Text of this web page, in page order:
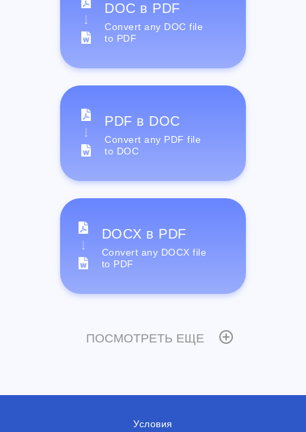
DOC в PDF
Convert any DOC file
to PDF
PDF в DOC
Convert any PDF file
to DOC
DOCX в PDF
Convert any DOCX file
to PDF
ПОСМОТРЕТЬ ЕЩЕ
Условия